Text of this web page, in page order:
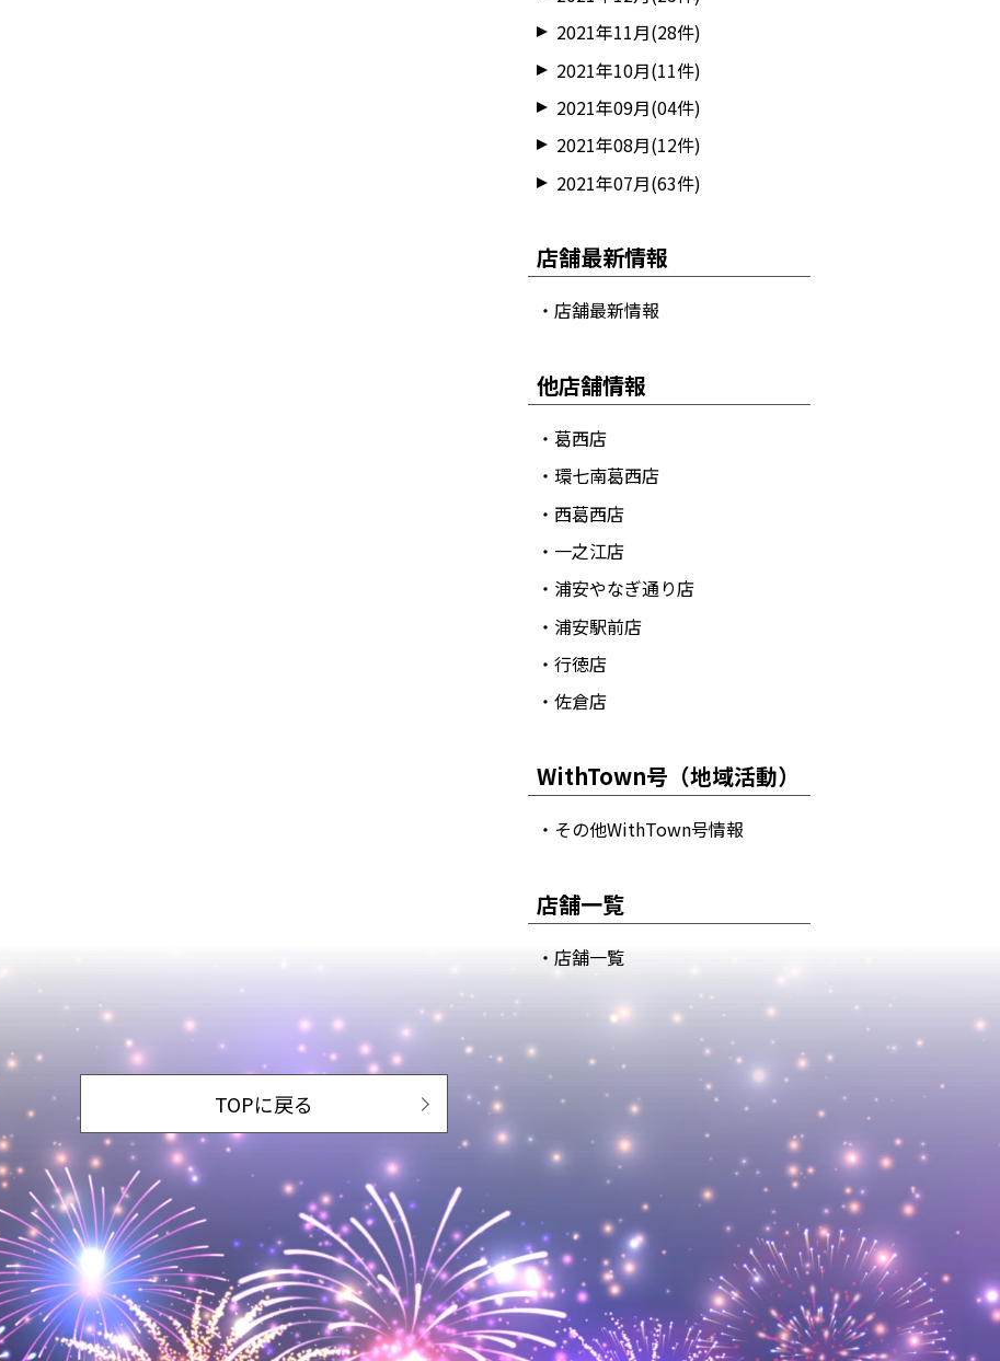
2021年11月(28件)
2021年10月(11件)
2021年09月(04件)
2021年08月(12件)
2021年07月(63件)
店舗最新情報
・店舗最新情報
他店舗情報
・葛西店
・環七南葛西店
・西葛西店
・一之江店
・浦安やなぎ通り店
・浦安駅前店
・行徳店
・佐倉店
WithTown号（地域活動）
・その他WithTown号情報
店舗一覧
・店舗一覧
TOPに戻る